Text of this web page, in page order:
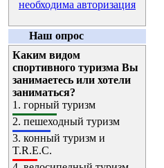
необходима авторизация
Наш опрос
Каким видом
спортивного туризма Вы
занимаетесь или хотели
заниматься?
1. горный туризм
2. пешеходный туризм
3. конный туризм и
T.R.E.C.